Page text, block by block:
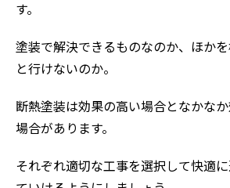
す。
塗装で解決できるものなのか、ほか
と行けないのか。
断熱塗装は効果の高い場合となかな
場合があります。
それぞれ適切な工事を選択して快適